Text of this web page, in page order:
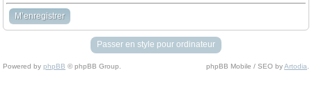
M’enregistrer
Passer en style pour ordinateur
Powered by phpBB © phpBB Group. phpBB Mobile / SEO byArtodia